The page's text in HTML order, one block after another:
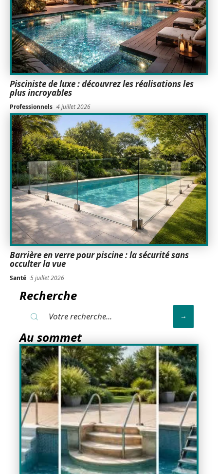
Pisciniste de luxe : découvrez les réalisations les
plus incroyables
Professionnels 4 juillet 2026
Barrière en verre pour piscine : la sécurité sans
occulter la vue
Santé 5 juillet 2026
Recherche
Au sommet